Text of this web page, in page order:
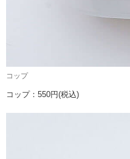
コップ
コップ：550円(税込)